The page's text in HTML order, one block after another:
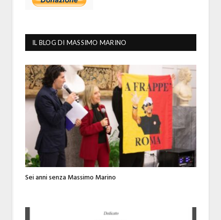
IL BLOG DI MASSIMO MARINO
Sei anni senza Massimo Marino